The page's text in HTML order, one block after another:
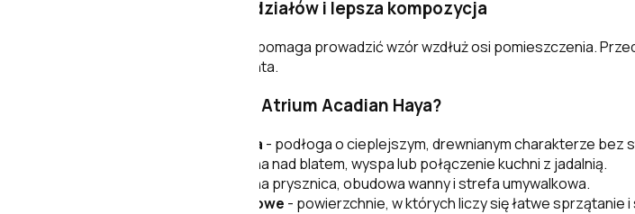
Mniej przypadkowych podziałów i lepsza kompozycja
pomaga prowadzić wzór wzdłuż osi pomieszczenia.
zgodne z zaleceniami producenta.
Gdzie zastosować model Atrium Acadian Haya?
Salon, sypialnia i jadalnia - podłoga o cieplejszym, drewnianym charakterze bez
- posadzka, ściana nad blatem, wyspa lub połączenie kuchni z jadalnią.
- podłoga, ściana prysznica, obudowa wanny i strefa umywalkowa.
Hol i przestrzenie użytkowe - powierzchnie, w których liczy się łatwe sprzątanie